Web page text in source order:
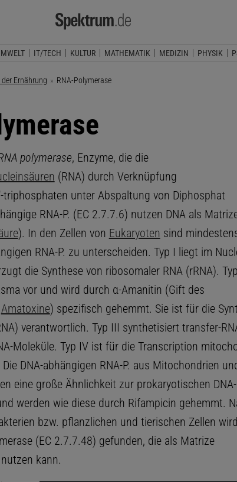
IT/TECH KULTUR MATHEMATIK MEDIZIN PHYSIK
Ernährung Aktuelle Seite:
RNA-Polymerase
polymerase, Enzyme, die die
(RNA) durch Verknüpfung
triphosphaten unter Abspaltung von Diphosphat
RNA-P. (EC 2.7.7.6) nutzen DNA als
). In den Zellen von Eukaryoten sind
RNA-P. zu unterscheiden. Typ I liegt im
die Synthese von ribosomaler RNA (rRNA).
vor und wird durch α-Amanitin (Gift des
Amatoxine) spezifisch gehemmt. Sie ist für die
verantwortlich. Typ III synthetisiert transfer-
Moleküle. Typ IV ist für die Transcription
DNA-abhängigen RNA-P. aus Mitochondrien
eine große Ähnlichkeit zur prokaryotischen DNA-
werden wie diese durch Rifampicin gehemmt.
bzw. pflanzlichen und tierischen Zellen
(EC 2.7.7.48) gefunden, die als Matrize
kann.